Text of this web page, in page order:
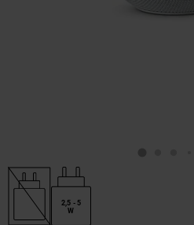
2,5 - 5
W